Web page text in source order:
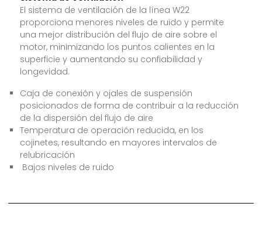
El sistema de ventilación de la línea W22
proporciona menores niveles de ruido y permite
una mejor distribución del flujo de aire sobre el
motor, minimizando los puntos calientes en la
superficie y aumentando su confiabilidad y
longevidad.
Caja de conexión y ojales de suspensión
posicionados de forma de contribuir a la reducción
de la dispersión del flujo de aire
Temperatura de operación reducida, en los
cojinetes, resultando en mayores intervalos de
relubricación
Bajos niveles de ruido